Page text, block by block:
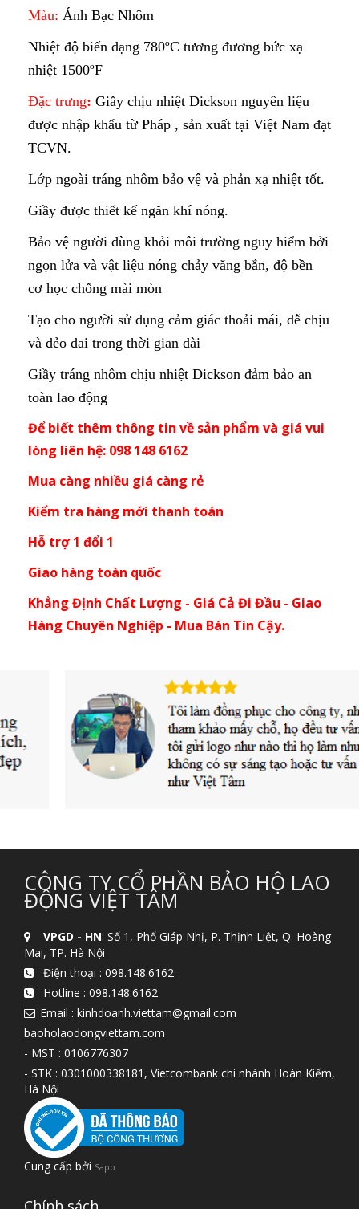
Màu: Ánh Bạc Nhôm
Nhiệt độ biến dạng 780ºC tương đương bức xạ
nhiệt 1500ºF
Đặc trưng: Giầy chịu nhiệt Dickson nguyên liệu
được nhập khẩu từ Pháp , sản xuất tại Việt Nam đạt
TCVN.
Lớp ngoài tráng nhôm bảo vệ và phản xạ nhiệt tốt.
Giầy được thiết kế ngăn khí nóng.
Bảo vệ người dùng khỏi môi trường nguy hiểm bởi
ngọn lửa và vật liệu nóng chảy văng bắn, độ bền
cơ học chống mài mòn
Tạo cho người sử dụng cảm giác thoải mái, dễ chịu
và dẻo dai trong thời gian dài
Giầy tráng nhôm chịu nhiệt Dickson đảm bảo an
toàn lao động
Để biết thêm thông tin về sản phẩm và giá vui
lòng liên hệ: 098 148 6162
Mua càng nhiều giá càng rẻ
Kiểm tra hàng mới thanh toán
Hỗ trợ 1 đổi 1
Giao hàng toàn quốc
Khẳng Định Chất Lượng - Giá Cả Đi Đầu - Giao
Hàng Chuyên Nghiệp - Mua Bán Tin Cậy.
CÔNG TY CỔ PHẦN BẢO HỘ LAO
ĐỘNG VIỆT TÂM
VPGD - HN: Số 1, Phố Giáp Nhị, P. Thịnh Liệt, Q. Hoàng
Mai, TP. Hà Nội
Điện thoại : 098.148.6162
Hotline : 098.148.6162
Email : kinhdoanh.viettam@gmail.com
baoholaodongviettam.com
- MST : 0106776307
- STK : 0301000338181, Vietcombank chi nhánh Hoàn Kiếm,
Hà Nội
Cung cấp bởi Sapo